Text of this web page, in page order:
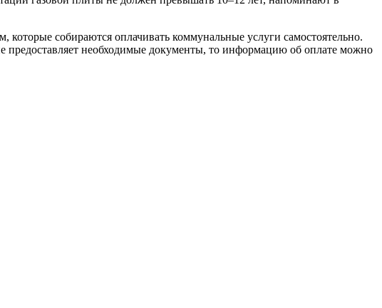
которые собираются оплачивать коммунальные услуги самостоятельно.
предоставляет необходимые документы, то информацию об оплате можно